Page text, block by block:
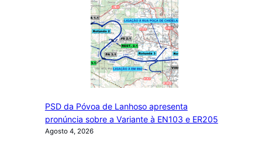
PSD da Póvoa de Lanhoso apresenta
pronúncia sobre a Variante à EN103 e ER205
Agosto 4, 2026